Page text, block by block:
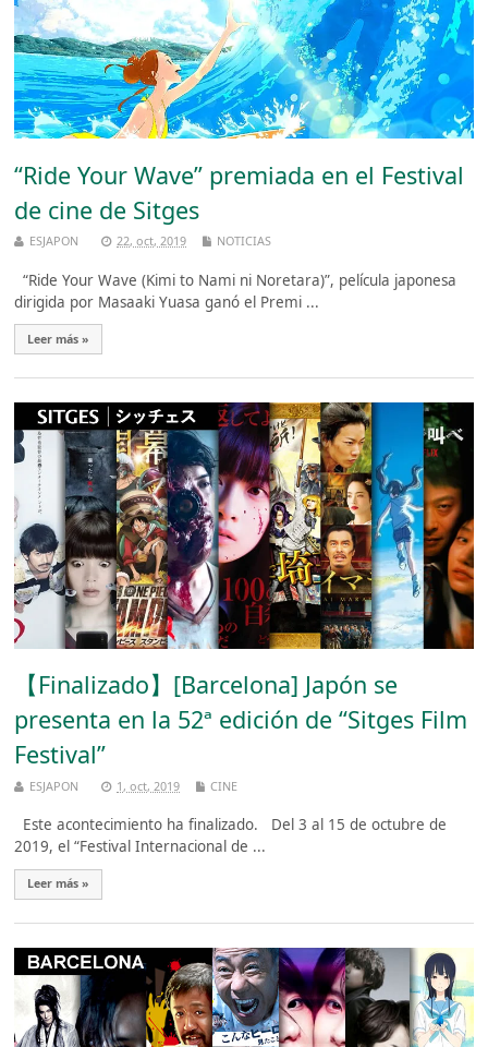
“Ride Your Wave” premiada en el Festival
de cine de Sitges
ESJAPON 22, oct, 2019 NOTICIAS
“Ride Your Wave (Kimi to Nami ni Noretara)”, película japonesa
dirigida por Masaaki Yuasa ganó el Premi ...
Leer más »
【Finalizado】[Barcelona] Japón se
presenta en la 52ª edición de “Sitges Film
Festival”
ESJAPON 1, oct, 2019 CINE
Este acontecimiento ha finalizado. Del 3 al 15 de octubre de
2019, el “Festival Internacional de ...
Leer más »